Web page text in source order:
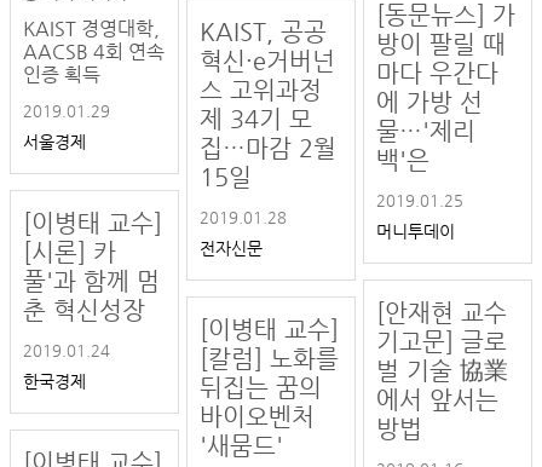
KAIST 경영대학,
AACSB 4회 연속
인증 획득
2019.01.29
서울경제
[이병태 교수]
[시론] 카
풀'과 함께 멈
춘 혁신성장
2019.01.24
한국경제
KAIST, 공공
혁신·e거버넌
스 고위과정
제 34기 모
집…마감 2월
15일
2019.01.28
전자신문
[이병태 교수]
[칼럼] 노화를
뒤집는 꿈의
바이오벤처
'새뭄드'
[동문뉴스] 가
방이 팔릴 때
마다 우간다
에 가방 선
물…'제리
백'은
2019.01.25
머니투데이
[안재현 교수
기고문] 글로
벌 기술 協業
에서 앞서는
방법